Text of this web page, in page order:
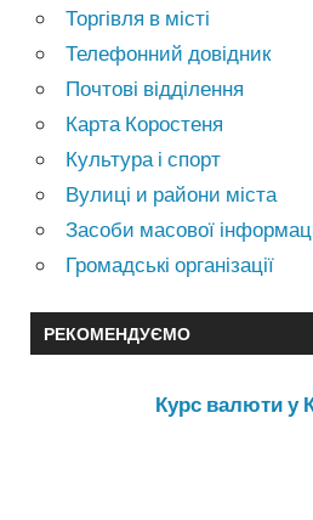
Торгівля в місті
Телефонний довідник
Почтові відділення
Карта Коростеня
Культура і спорт
Вулиці и райони міста
Засоби масової
Громадські організації
РЕКОМЕНДУЄМО
Курс валюти у